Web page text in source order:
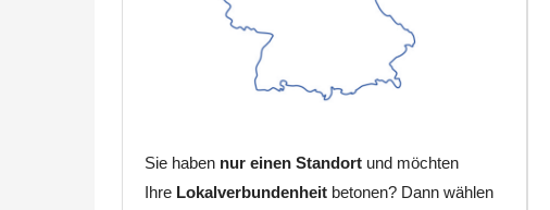
Sie haben nur einen Standort und möchten
Ihre Lokalverbundenheit betonen? Dann wählen